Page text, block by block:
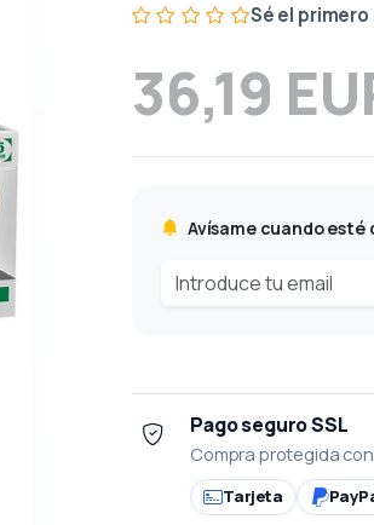
Sé el
36,19
Avísame cuando esté
Pago seguro SSL
Compra protegida
Tarjeta